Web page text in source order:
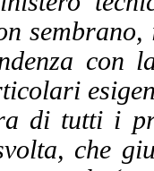
con
di tutti i
che